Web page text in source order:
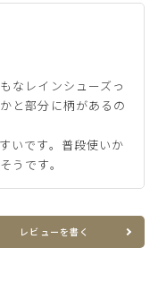
なレインシューズっ
と部分に柄があるの
いです。普段使いか
うです。
レビューを書く